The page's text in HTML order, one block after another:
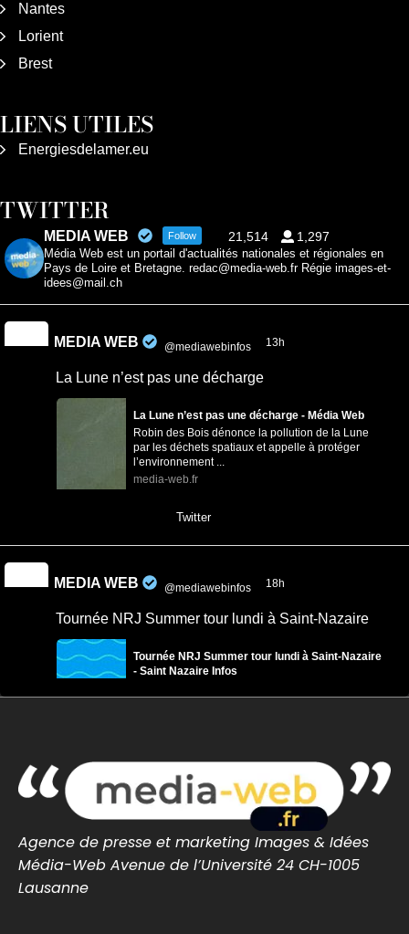
Nantes
Lorient
Brest
LIENS UTILES
Energiesdelamer.eu
TWITTER
MEDIA WEB Follow 21,514 1,297
Média Web est un portail d'actualités nationales et régionales en
Pays de Loire et Bretagne. redac@media-web.fr Régie images-et-
idees@mail.ch
MEDIA WEB @mediawebinfos 13h
La Lune n’est pas une décharge
La Lune n’est pas une décharge - Média Web
Robin des Bois dénonce la pollution de la Lune
par les déchets spatiaux et appelle à protéger
l’environnement ...
media-web.fr
Twitter
MEDIA WEB @mediawebinfos 18h
Tournée NRJ Summer tour lundi à Saint-Nazaire
Tournée NRJ Summer tour lundi à Saint-Nazaire
- Saint Nazaire Infos
Twitter
MEDIA WEB @mediawebinfos · 9 Août
Assemblée du GRSB : à La Baule, le maire ne bouge
pas d’un centimètre
Agence de presse et marketing Images & Idées
Média-Web Avenue de l’Université 24 CH-1005
Lausanne